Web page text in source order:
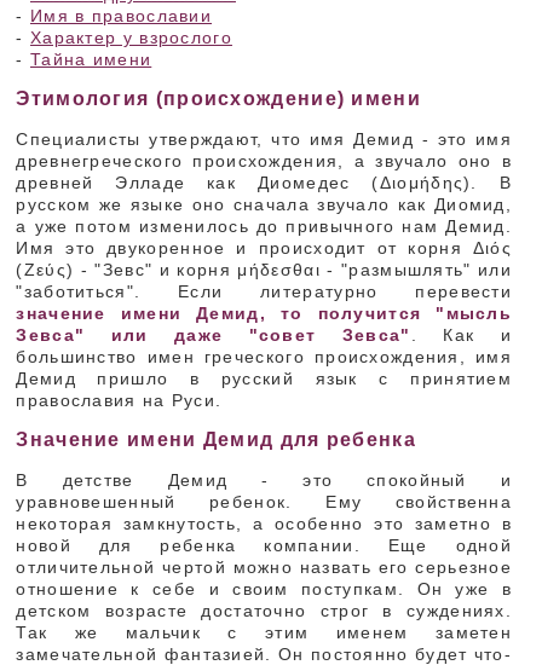
- Имя в православии
- Характер у взрослого
- Тайна имени
Этимология (происхождение) имени
Специалисты утверждают, что имя Демид - это имя
древнегреческого происхождения, а звучало оно в
древней Элладе как Диомедес (Διομήδης). В
русском же языке оно сначала звучало как Диомид,
а уже потом изменилось до привычного нам Демид.
Имя это двукоренное и происходит от корня Διός
(Ζεύς) - "Зевс" и корня μήδεσθαι - "размышлять" или
"заботиться". Если литературно перевести
значение имени Демид, то получится "мысль
Зевса" или даже "совет Зевса"
. Как и
большинство имен греческого происхождения, имя
Демид пришло в русский язык с принятием
православия на Руси.
Значение имени Демид для ребенка
В детстве Демид - это спокойный и
уравновешенный ребенок. Ему свойственна
некоторая замкнутость, а особенно это заметно в
новой для ребенка компании. Еще одной
отличительной чертой можно назвать его серьезное
отношение к себе и своим поступкам. Он уже в
детском возрасте достаточно строг в суждениях.
Так же мальчик с этим именем заметен
замечательной фантазией. Он постоянно будет что-